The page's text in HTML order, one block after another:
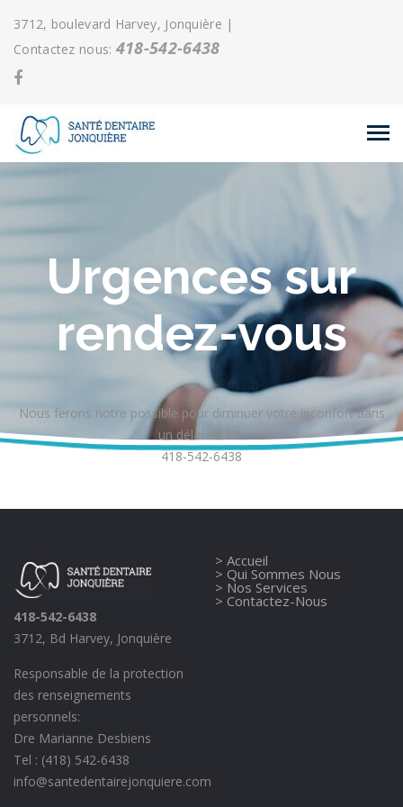
3712, boulevard Harvey, Jonquière |
Contactez nous: 418-542-6438
Urgences sur
rendez-vous
Nous ferons notre possible pour diminuer votre inconfort dans
un délai rapide.
418-542-6438
418-542-6438
3712, Bd Harvey, Jonquière
Responsable de la protection
des renseignements
personnels:
Dre Marianne Desbiens
Tel : (418) 542-6438
info@santedentairejonquiere.com
> Accueil
> Qui Sommes Nous
> Nos Services
> Contactez-Nous